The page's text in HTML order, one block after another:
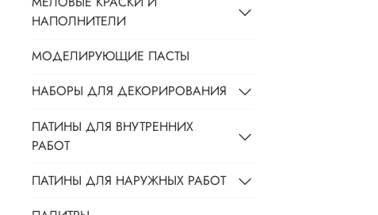
НАПОЛНИТЕЛИ
МОДЕЛИРУЮЩИЕ ПАСТЫ
НАБОРЫ ДЛЯ ДЕКОРИРОВАНИЯ
ПАТИНЫ ДЛЯ ВНУТРЕННИХ
РАБОТ
ПАТИНЫ ДЛЯ НАРУЖНЫХ РАБОТ